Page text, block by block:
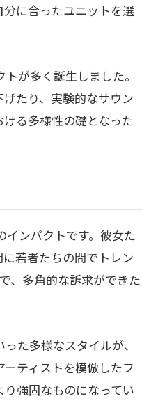
に合ったユニットを選
が多く誕生しました。
たり、実験的なサウン
る多様性の礎となった
インパクトです。彼女た
若者たちの間でトレン
、多角的な訴求ができた
た多様なスタイルが、
ティストを模倣したフ
強固なものになってい